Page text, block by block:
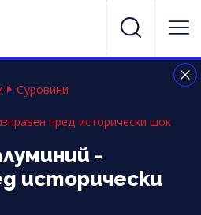
Суровини
пред исторически шок
-
исторически